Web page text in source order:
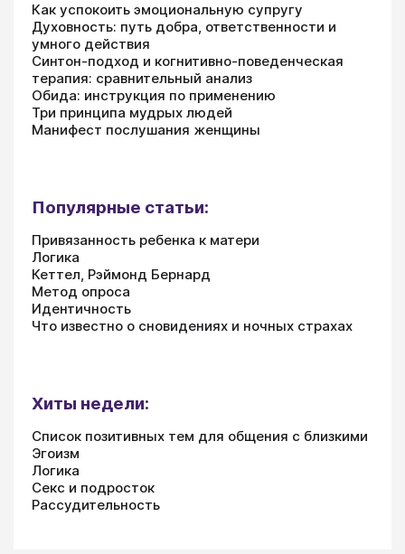
Как успокоить эмоциональную супругу
Духовность: путь добра, ответственности и
умного действия
Синтон-подход и когнитивно-поведенческая
терапия: сравнительный анализ
Обида: инструкция по применению
Три принципа мудрых людей
Манифест послушания женщины
Популярные статьи:
Привязанность ребенка к матери
Логика
Кеттел, Рэймонд Бернард
Метод опроса
Идентичность
Что известно о сновидениях и ночных страхах
Хиты недели:
Список позитивных тем для общения с близкими
Эгоизм
Логика
Секс и подросток
Рассудительность